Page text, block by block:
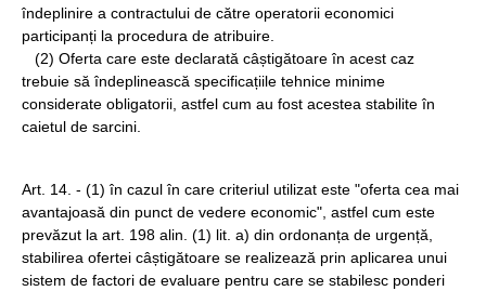
îndeplinire a contractului de către operatorii economici
participanți la procedura de atribuire.
(2) Oferta care este declarată câștigătoare în acest caz
trebuie să îndeplinească specificațiile tehnice minime
considerate obligatorii, astfel cum au fost acestea stabilite în
caietul de sarcini.
Art. 14. - (1) în cazul în care criteriul utilizat este "oferta cea mai
avantajoasă din punct de vedere economic", astfel cum este
prevăzut la art. 198 alin. (1) lit. a) din ordonanța de urgență,
stabilirea ofertei câștigătoare se realizează prin aplicarea unui
sistem de factori de evaluare pentru care se stabilesc ponderi